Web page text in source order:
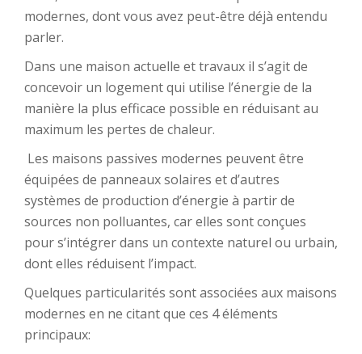
modernes, dont vous avez peut-être déjà entendu
parler.
Dans une maison actuelle et travaux il s’agit de
concevoir un logement qui utilise l’énergie de la
manière la plus efficace possible en réduisant au
maximum les pertes de chaleur.
Les maisons passives modernes peuvent être
équipées de panneaux solaires et d’autres
systèmes de production d’énergie à partir de
sources non polluantes, car elles sont conçues
pour s’intégrer dans un contexte naturel ou urbain,
dont elles réduisent l’impact.
Quelques particularités sont associées aux maisons
modernes en ne citant que ces 4 éléments
principaux: